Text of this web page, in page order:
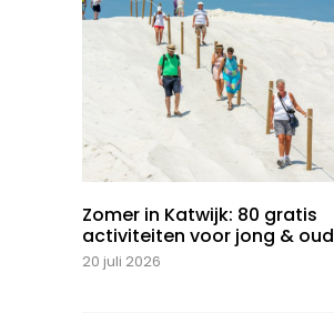
Zomer in Katwijk: 80 gratis
activiteiten voor jong & oud
20 juli 2026